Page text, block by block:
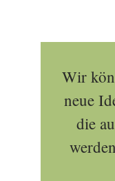
Wir
neue
die